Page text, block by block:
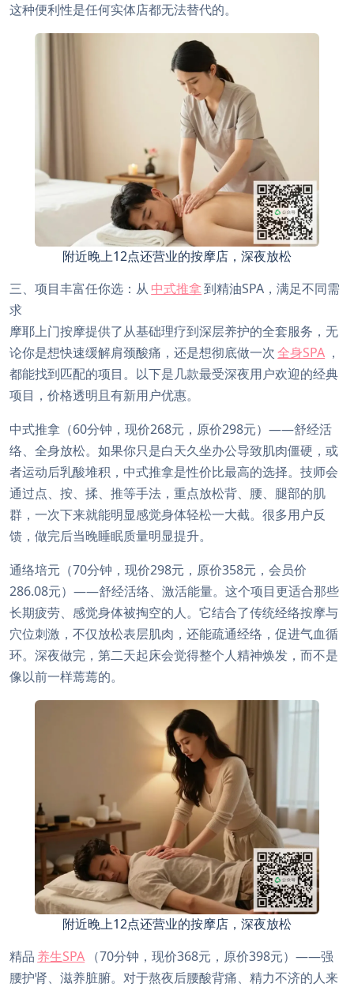
这种便利性是任何实体店都无法替代的。
附近晚上12点还营业的按摩店，深夜放松
三、项目丰富任你选：从 中式推拿到精油SPA，满足不同需
求
摩耶上门按摩提供了从基础理疗到深层养护的全套服务，无
论你是想快速缓解肩颈酸痛，还是想彻底做一次全身SPA ，
都能找到匹配的项目。以下是几款最受深夜用户欢迎的经典
项目，价格透明且有新用户优惠。
中式推拿（60分钟，现价268元，原价298元）——舒经活
络、全身放松。如果你只是白天久坐办公导致肌肉僵硬，或
者运动后乳酸堆积，中式推拿是性价比最高的选择。技师会
通过点、按、揉、推等手法，重点放松背、腰、腿部的肌
群，一次下来就能明显感觉身体轻松一大截。很多用户反
馈，做完后当晚睡眠质量明显提升。
通络培元（70分钟，现价298元，原价358元，会员价
286.08元）——舒经活络、激活能量。这个项目更适合那些
长期疲劳、感觉身体被掏空的人。它结合了传统经络按摩与
穴位刺激，不仅放松表层肌肉，还能疏通经络，促进气血循
环。深夜做完，第二天起床会觉得整个人精神焕发，而不是
像以前一样蔫蔫的。
附近晚上12点还营业的按摩店，深夜放松
精品 养生SPA （70分钟，现价368元，原价398元）——强
腰护肾、滋养脏腑。对于熬夜后腰酸背痛、精力不济的人来